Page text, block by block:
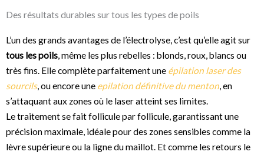
Des résultats durables sur tous les types de poils
L’un des grands avantages de l’électrolyse, c’est qu’elle agit sur
tous les poils, même les plus rebelles : blonds, roux, blancs ou
très fins. Elle complète parfaitement une épilation laser des
sourcils, ou encore une epilation définitive du menton, en
s’attaquant aux zones où le laser atteint ses limites.
Le traitement se fait follicule par follicule, garantissant une
précision maximale, idéale pour des zones sensibles comme la
lèvre supérieure ou la ligne du maillot. Et comme les retours le